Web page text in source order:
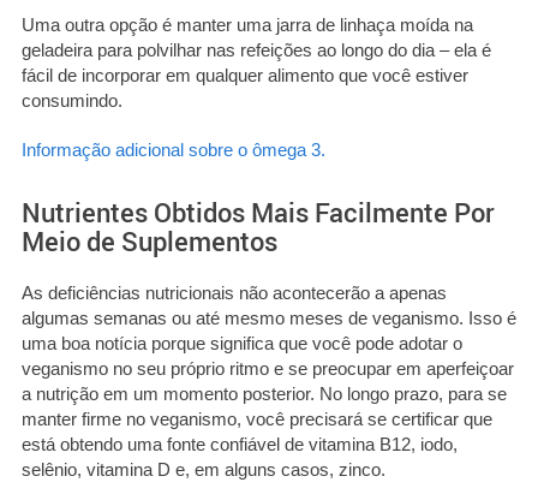
Uma outra opção é manter uma jarra de linhaça moída na
geladeira para polvilhar nas refeições ao longo do dia – ela é
fácil de incorporar em qualquer alimento que você estiver
consumindo.
Informação adicional sobre o ômega 3.
Nutrientes Obtidos Mais Facilmente Por
Meio de Suplementos
As deficiências nutricionais não acontecerão a apenas
algumas semanas ou até mesmo meses de veganismo. Isso é
uma boa notícia porque significa que você pode adotar o
veganismo no seu próprio ritmo e se preocupar em aperfeiçoar
a nutrição em um momento posterior. No longo prazo, para se
manter firme no veganismo, você precisará se certificar que
está obtendo uma fonte confiável de vitamina B12, iodo,
selênio, vitamina D e, em alguns casos, zinco.